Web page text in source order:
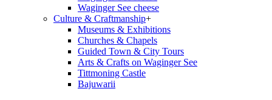
Waginger See cheese
Culture & Craftmanship+
Museums & Exhibitions
Churches & Chapels
Guided Town & City Tours
Arts & Crafts on Waginger See
Tittmoning Castle
Bajuwarii